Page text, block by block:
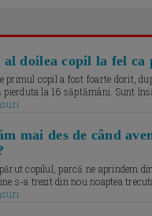
doilea copil la fel ca
primul copil a fost foarte dorit,
pierduta la 16 săptămâni. Sunt
mai des de când
copilul, parcă ne aprindem
s-a trezit din nou noaptea